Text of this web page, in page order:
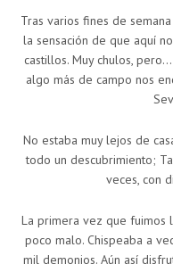
Tras varios fines de
la sensación de que aquí
castillos. Muy chulos,
algo más de campo nos
No estaba muy lejos de
todo un descubrimiento;
veces, con
La primera vez que fuimos
poco malo. Chispeaba a
mil demonios. Aún así